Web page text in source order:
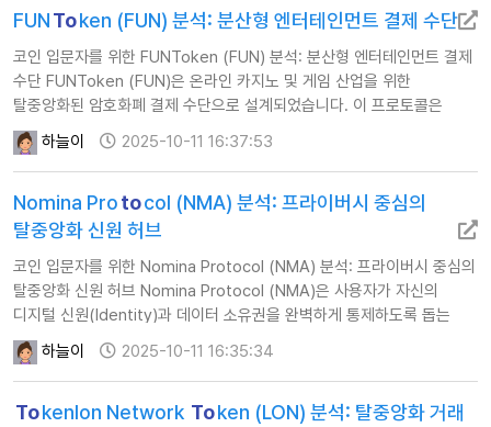
이루었으며, 자체 스테이블 코인인 VAI를 발행하는 독특한 기능을…
FUNToken (FUN) 분석: 분산형 엔터테인먼트 결제 수단
코인 입문자를 위한 FUNToken (FUN) 분석: 분산형 엔터테인먼트 결제
수단 FUNToken (FUN)은 온라인 카지노 및 게임 산업을 위한
탈중앙화된 암호화폐 결제 수단으로 설계되었습니다. 이 프로토콜은
빠르고 투명하며 공정한 게임 환경을 제공하는 것을 목표로 하며,
사용자들이 전통적인 금융 시스템의 제약 없이 국경을 넘어선 온라인
엔터테인먼트를 즐길 수 있도록 지원합니다. FUN은 현재 자체
레이어1(Layer-1) 체인 개발 및 XFUN이라는 새로운 토큰으로의 전환을
통해 확장성과 효율성을 개선…
하늘이 2025-10-11 16:37:53
Nomina Protocol (NMA) 분석: 프라이버시 중심의
탈중앙화 신원 허브
코인 입문자를 위한 Nomina Protocol (NMA) 분석: 프라이버시 중심의
탈중앙화 신원 허브 Nomina Protocol (NMA)은 사용자가 자신의
디지털 신원(Identity)과 데이터 소유권을 완벽하게 통제하도록 돕는
탈중앙화 신원(DID) 및 평판(Reputation) 관리 시스템입니다.
Nomina는 영지식 증명(Zero-Knowledge Proof, ZKP) 기술을
핵심적으로 활용하여, 개인 정보를 노출하지 않고도 신뢰할 수 있는
정보를 검증하게 합니다. 이는 웹3 서비스, AI 생태계…
하늘이 2025-10-11 16:35:34
Tokenlon Network Token (LON) 분석: 탈중앙화 거래